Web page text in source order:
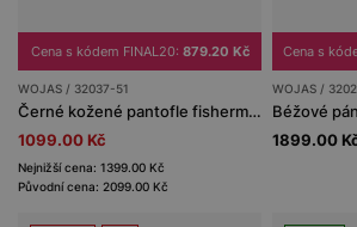
Cena s kódem FINAL20: 879.20 Kč
WOJAS / 32037-51
Černé kožené pantofle fisherman pro muže
1099.00 Kč
Nejnižší cena: 1399.00 Kč
Původní cena: 2099.00 Kč
Cena s
WOJAS /
1899.00